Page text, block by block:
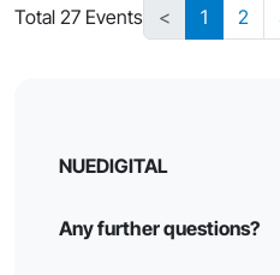
Total 27 Events < 1 2
NUEDIGITAL
Any further questions?